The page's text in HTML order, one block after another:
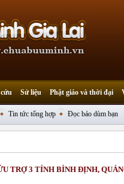
Tin tức tổng hợp Đọc báo dùm bạn
Sử liệu Phật giáo và thời đại
TRỢ 3 TỈNH BÌNH ĐỊNH,